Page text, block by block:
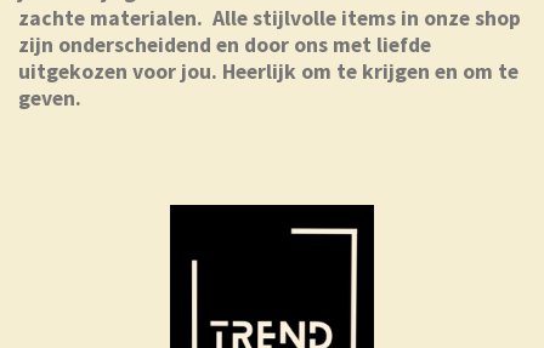
zachte materialen. Alle stijlvolle items in onze shop
zijn onderscheidend en door ons met liefde
uitgekozen voor jou. Heerlijk om te krijgen en om te
geven.